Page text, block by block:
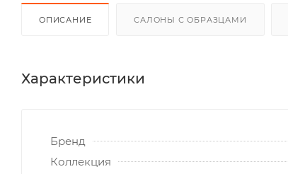
ОПИСАНИЕ САЛОНЫ С ОБРАЗЦАМИ
Характеристики
Бренд
Коллекция